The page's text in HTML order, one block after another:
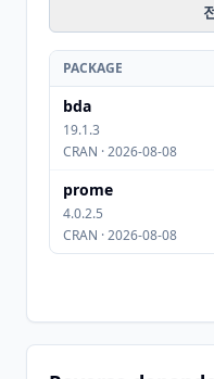
PACKAGE
bda
19.1.3
CRAN · 2026-08-08
prome
4.0.2.5
CRAN · 2026-08-08